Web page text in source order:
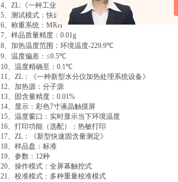
4、 ZL: 《一种工业产品的水分检测设备》
5、测试模式：快速（可选：自动、定时）
6、称重系统： MRH
7、样品质量精度： 0.01g
8、加热温度范围：环境温度-229.9℃
9、温度偏差： ≤0.5℃
10、温度精确至： 0.1℃
11、 ZL ：《一种新型水分仪加热处理系统设备》
12、加热源：分子源
13、固含量精度： 0.01%
14、显示：彩色7寸液晶触摸屏
15、温度窗口：实时显示当下环境温度
16、打印功能（选配）：热敏打印
17、 ZL ：《新型快速固含量测定》
18、样品盘：标准
19、参数： 12种
20、操作模式：全屏幕触控式
21、校准模式：多种重量校准模式